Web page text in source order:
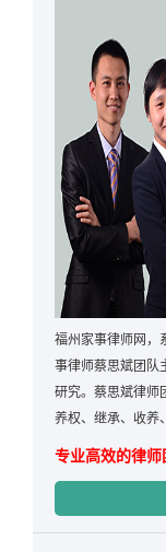
福州家事律师网，
事律师蔡思斌团队
研究。蔡思斌律师
养权、继承、收养
专业高效的律